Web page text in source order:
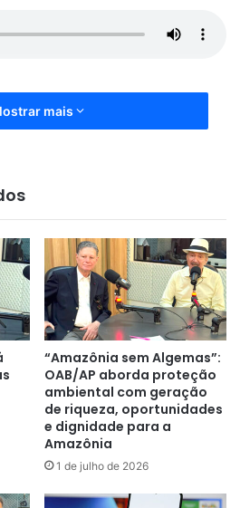
mais
“Amazônia sem Algemas”:
OAB/AP aborda proteção
ambiental com geração
de riqueza, oportunidades
e dignidade para a
Amazônia
1 de julho de 2026